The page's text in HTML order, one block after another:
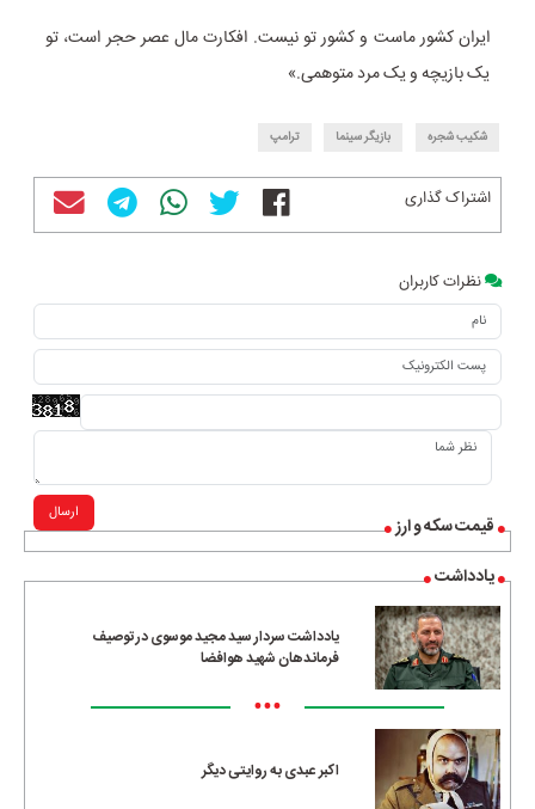
قیمت سکه و ارز
یادداشت
یادداشت سردار سید مجید موسوی در توصیف
فرماندهان شهید هوافضا
•••
اکبر عبدی به روایتی دیگر
ایران کشور ماست و کشور تو نیست. افکارت مال عصر حجر است، تو
یک بازیچه و یک مرد متوهمی.»
شکیب شجره بازیگر سینما ترامپ
اشتراک گذاری
نظرات کاربران
ارسال